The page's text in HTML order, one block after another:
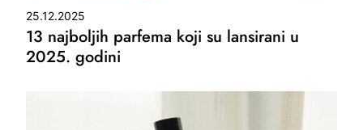
25.12.2025
13 najboljih parfema koji su lansirani u
2025. godini